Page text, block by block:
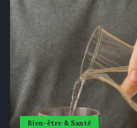
Bien-être & Santé
Sport
Bio/Naturel
GLOSSAIRE